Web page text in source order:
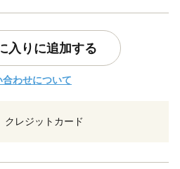
入りに追加する
合わせについて
クレジットカード